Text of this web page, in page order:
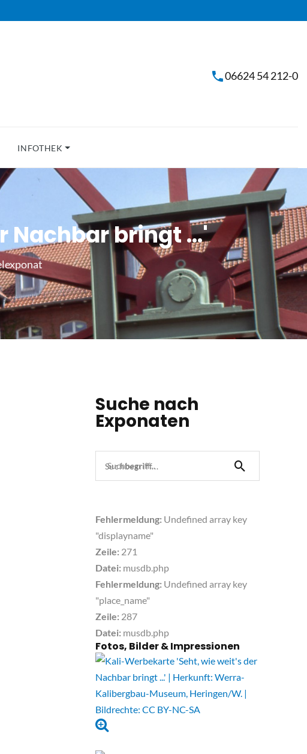
06624 54 212-0
INFOTHEK
Nachbar bringt ...'
Suche nach
Exponaten
Suchbegriff...
Fehlermeldung: Undefined array key
"displayname"
Zeile: 271
Datei: musdb.php
Fehlermeldung: Undefined array key
"place_name"
Zeile: 287
Datei: musdb.php
Fotos, Bilder & Impressionen